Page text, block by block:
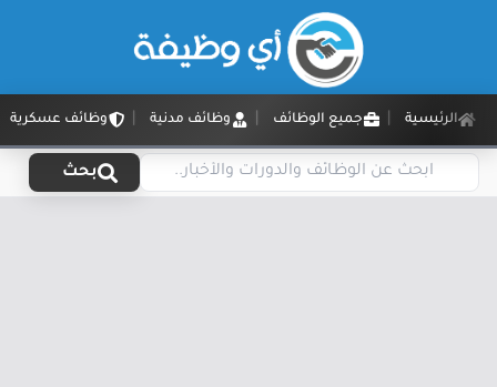
الرئيسية جميع الوظائف وظائف مدنية وظائف عسكرية
بحث